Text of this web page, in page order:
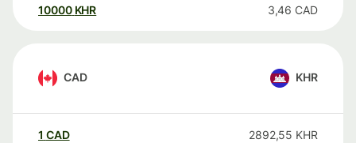
10000 KHR 3,46 CAD
CAD KHR
1 CAD 2892,55 KHR